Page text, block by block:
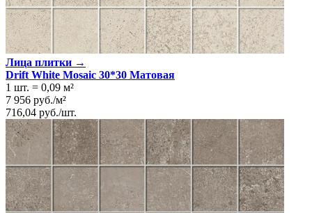
Лица плитки →
Drift White Mosaic 30*30 Матовая
1 шт. = 0,09 м²
7 956 руб./м²
716,04 руб./шт.